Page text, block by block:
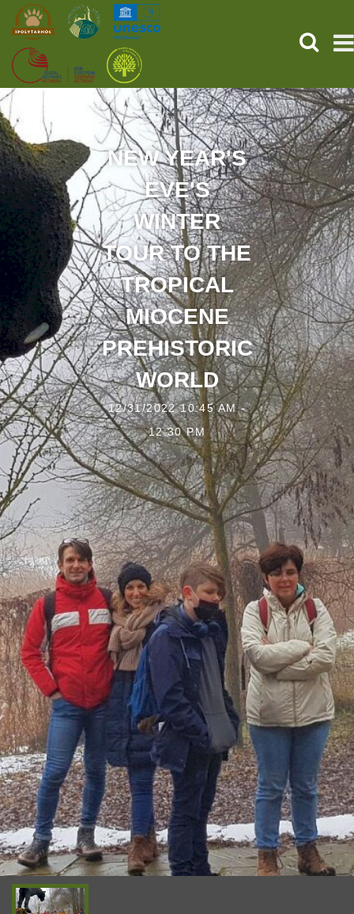
THE PREHISTORIC POMPEII
SERVICES
PROGRAMS (HU)
NEWS
ABOUT US
GET YOUR TICKET NOW!
SEARCH
NEW YEAR'S
EVE'S
WINTER
TOUR TO THE
TROPICAL
MIOCENE
PREHISTORIC
WORLD
12/31/2022 10:45 AM -
12:30 PM